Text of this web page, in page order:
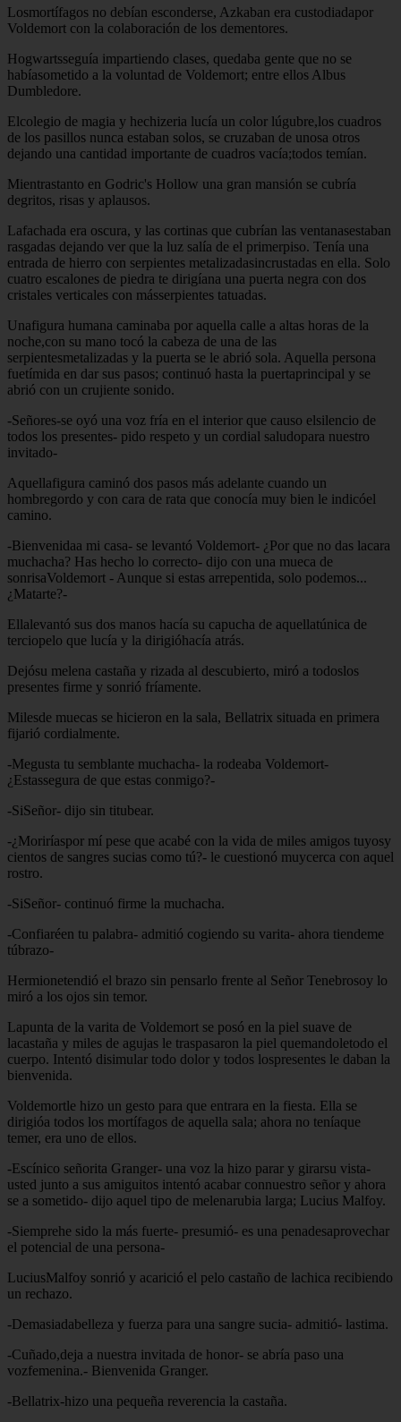
Losmortífagos no debían esconderse, Azkaban era custodiadapor
Voldemort con la colaboración de los dementores.
Hogwartsseguía impartiendo clases, quedaba gente que no se
habíasometido a la voluntad de Voldemort; entre ellos Albus
Dumbledore.
Elcolegio de magia y hechizeria lucía un color lúgubre,los cuadros
de los pasillos nunca estaban solos, se cruzaban de unosa otros
dejando una cantidad importante de cuadros vacía;todos temían.
Mientrastanto en Godric's Hollow una gran mansión se cubría
degritos, risas y aplausos.
Lafachada era oscura, y las cortinas que cubrían las ventanasestaban
rasgadas dejando ver que la luz salía de el primerpiso. Tenía una
entrada de hierro con serpientes metalizadasincrustadas en ella. Solo
cuatro escalones de piedra te dirigíana una puerta negra con dos
cristales verticales con másserpientes tatuadas.
Unafigura humana caminaba por aquella calle a altas horas de la
noche,con su mano tocó la cabeza de una de las
serpientesmetalizadas y la puerta se le abrió sola. Aquella persona
fuetímida en dar sus pasos; continuó hasta la puertaprincipal y se
abrió con un crujiente sonido.
-Señores-se oyó una voz fría en el interior que causo elsilencio de
todos los presentes- pido respeto y un cordial saludopara nuestro
invitado-
Aquellafigura caminó dos pasos más adelante cuando un
hombregordo y con cara de rata que conocía muy bien le indicóel
camino.
-Bienvenidaa mi casa- se levantó Voldemort- ¿Por que no das lacara
muchacha? Has hecho lo correcto- dijo con una mueca de
sonrisaVoldemort - Aunque si estas arrepentida, solo podemos...
¿Matarte?-
Ellalevantó sus dos manos hacía su capucha de aquellatúnica de
terciopelo que lucía y la dirigióhacía atrás.
Dejósu melena castaña y rizada al descubierto, miró a todoslos
presentes firme y sonrió fríamente.
Milesde muecas se hicieron en la sala, Bellatrix situada en primera
fijarió cordialmente.
-Megusta tu semblante muchacha- la rodeaba Voldemort-
¿Estassegura de que estas conmigo?-
-SiSeñor- dijo sin titubear.
-¿Moriríaspor mí pese que acabé con la vida de miles amigos tuyosy
cientos de sangres sucias como tú?- le cuestionó muycerca con aquel
rostro.
-SiSeñor- continuó firme la muchacha.
-Confiaréen tu palabra- admitió cogiendo su varita- ahora tiendeme
túbrazo-
Hermionetendió el brazo sin pensarlo frente al Señor Tenebrosoy lo
miró a los ojos sin temor.
Lapunta de la varita de Voldemort se posó en la piel suave de
lacastaña y miles de agujas le traspasaron la piel quemandoletodo el
cuerpo. Intentó disimular todo dolor y todos lospresentes le daban la
bienvenida.
Voldemortle hizo un gesto para que entrara en la fiesta. Ella se
dirigióa todos los mortífagos de aquella sala; ahora no teníaque
temer, era uno de ellos.
-Escínico señorita Granger- una voz la hizo parar y girarsu vista-
usted junto a sus amiguitos intentó acabar connuestro señor y ahora
se a sometido- dijo aquel tipo de melenarubia larga; Lucius Malfoy.
-Siemprehe sido la más fuerte- presumió- es una penadesaprovechar
el potencial de una persona-
LuciusMalfoy sonrió y acarició el pelo castaño de lachica recibiendo
un rechazo.
-Demasiadabelleza y fuerza para una sangre sucia- admitió- lastima.
-Cuñado,deja a nuestra invitada de honor- se abría paso una
vozfemenina.- Bienvenida Granger.
-Bellatrix-hizo una pequeña reverencia la castaña.